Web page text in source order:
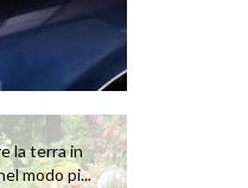
la terra in
modo pi...